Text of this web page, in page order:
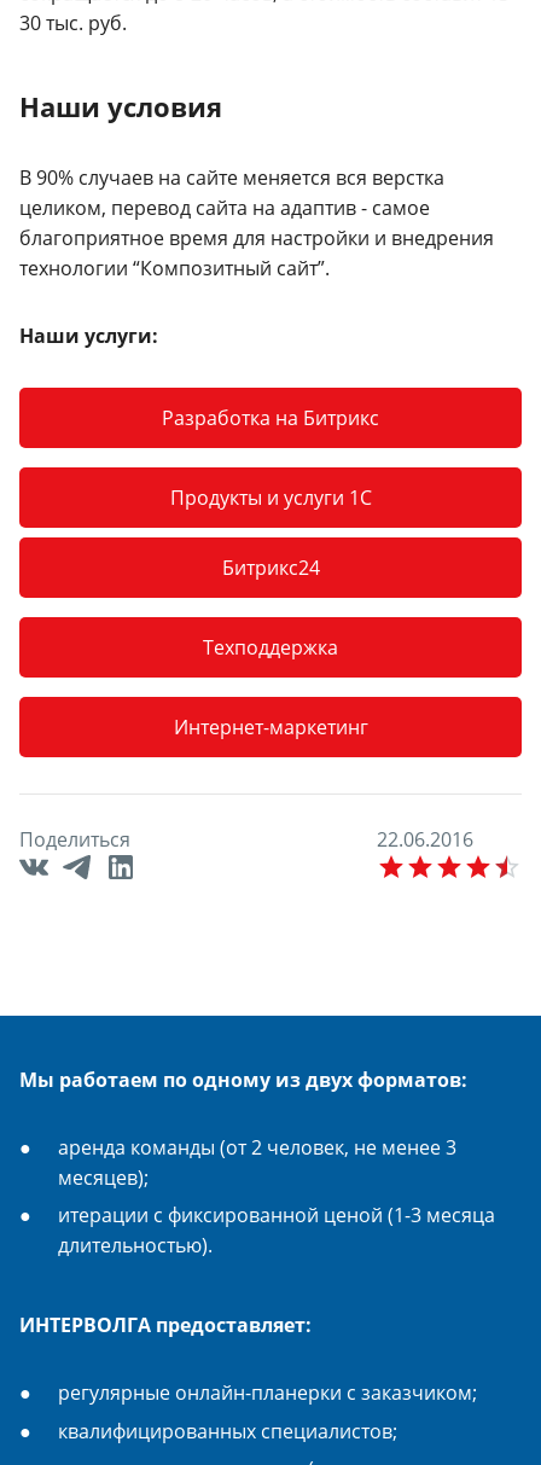
30 тыс. руб.
Наши условия
В 90% случаев на сайте меняется вся верстка
целиком, перевод сайта на адаптив - самое
благоприятное время для настройки и внедрения
технологии “Композитный сайт”.
Наши услуги:
Разработка на Битрикс
Продукты и услуги 1С
Битрикс24
Техподдержка
Интернет-маркетинг
Поделиться 22.06.2016
Мы работаем по одному из двух форматов:
аренда команды (от 2 человек, не менее 3
месяцев);
итерации с фиксированной ценой (1-3 месяца
длительностью).
ИНТЕРВОЛГА предоставляет:
регулярные онлайн-планерки с заказчиком;
квалифицированных специалистов;